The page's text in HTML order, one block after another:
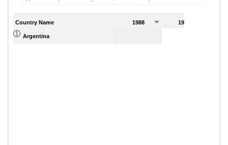
Country Name 1988 1989
Argentina